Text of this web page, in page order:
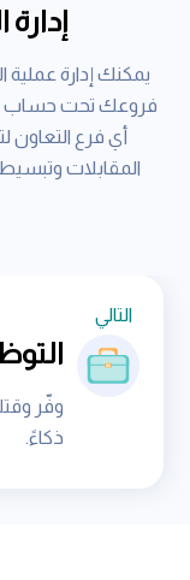
يمكنك إدارة
فروعك تحت حساب
أي فرع التعاون
المقابلات
وفّر
ذكاءً.
التالي‎